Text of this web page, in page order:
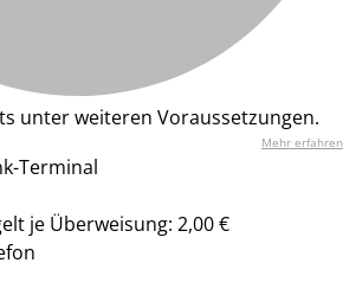
unter weiteren Voraussetzungen.
Mehr erfahren
Terminal
je Überweisung: 2,00 €